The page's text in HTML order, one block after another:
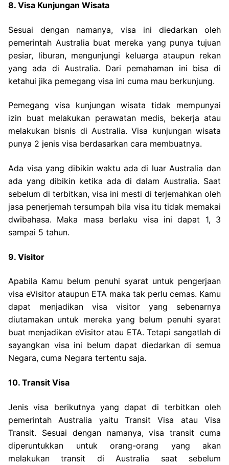
8. Visa Kunjungan Wisata
Sesuai dengan namanya, visa ini diedarkan oleh
pemerintah Australia buat mereka yang punya tujuan
pesiar, liburan, mengunjungi keluarga ataupun rekan
yang ada di Australia. Dari pemahaman ini bisa di
ketahui jika pemegang visa ini cuma mau berkunjung.
Pemegang visa kunjungan wisata tidak mempunyai
izin buat melakukan perawatan medis, bekerja atau
melakukan bisnis di Australia. Visa kunjungan wisata
punya 2 jenis visa berdasarkan cara membuatnya.
Ada visa yang dibikin waktu ada di luar Australia dan
ada yang dibikin ketika ada di dalam Australia. Saat
sebelum di terbitkan, visa ini mesti di terjemahkan oleh
jasa penerjemah tersumpah bila visa itu tidak memakai
dwibahasa. Maka masa berlaku visa ini dapat 1, 3
sampai 5 tahun.
9. Visitor
Apabila Kamu belum penuhi syarat untuk pengerjaan
visa eVisitor ataupun ETA maka tak perlu cemas. Kamu
dapat menjadikan visa visitor yang sebenarnya
diutamakan untuk mereka yang belum penuhi syarat
buat menjadikan eVisitor atau ETA. Tetapi sangatlah di
sayangkan visa ini belum dapat diedarkan di semua
Negara, cuma Negara tertentu saja.
10. Transit Visa
Jenis visa berikutnya yang dapat di terbitkan oleh
pemerintah Australia yaitu Transit Visa atau Visa
Transit. Sesuai dengan namanya, visa transit cuma
diperuntukkan untuk orang-orang yang akan
melakukan transit di Australia saat sebelum